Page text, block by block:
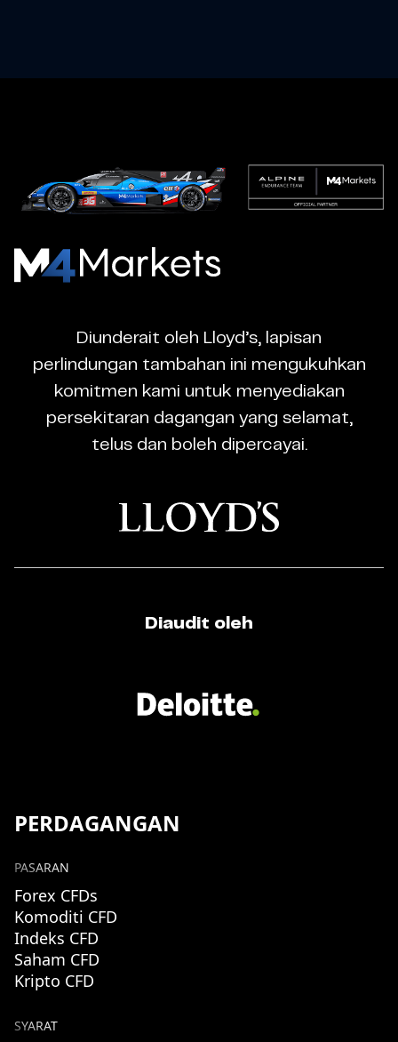
M4Markets
CFD
Trading
Regulated
Broker
Diunderait oleh Lloyd’s, lapisan
perlindungan tambahan ini mengukuhkan
komitmen kami untuk menyediakan
persekitaran dagangan yang selamat,
telus dan boleh dipercayai.
Diaudit oleh
PERDAGANGAN
PASARAN
Forex CFDs
Komoditi CFD
Indeks CFD
Saham CFD
Kripto CFD
SYARAT